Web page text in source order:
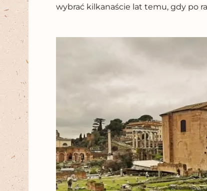
wybrać kilkanaście lat temu, gdy po